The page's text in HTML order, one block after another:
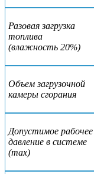
Разовая загрузка
топлива
(влажность 20%)
Объем загрузочной
камеры сгорания
Допустимое рабочее
давление в системе
(max)